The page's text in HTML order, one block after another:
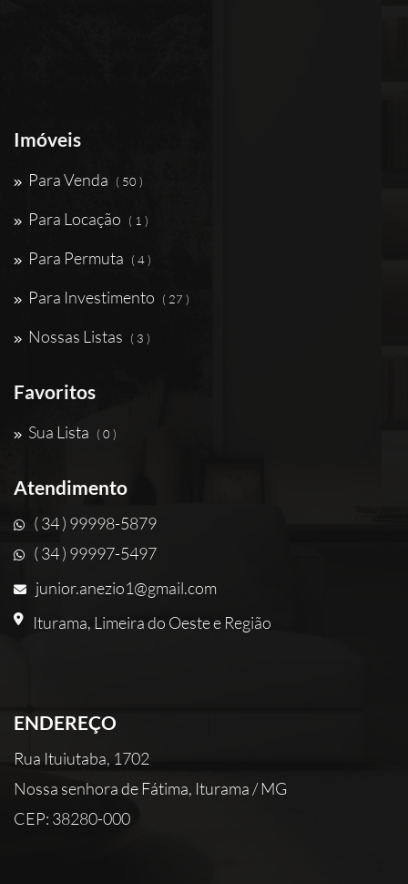
Imóveis
Para Venda ( 50 )
Para Locação ( 1 )
Para Permuta ( 4 )
Para Investimento ( 27 )
Nossas Listas ( 3 )
Favoritos
Sua Lista ( 0 )
Atendimento
( 34 ) 99998-5879
( 34 ) 99997-5497
junior.anezio1@gmail.com
Iturama, Limeira do Oeste e Região
ENDEREÇO
Rua Ituiutaba, 1702
Nossa senhora de Fátima, Iturama / MG
CEP: 38280-000